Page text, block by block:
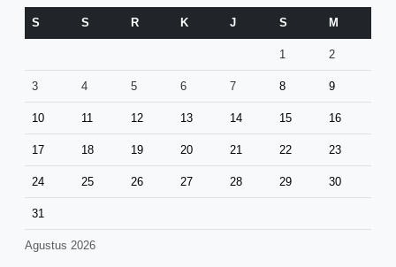
Agustus 2026
S S R K J S M
1 2
3 4 5 6 7 8 9
10 11 12 13 14 15 16
17 18 19 20 21 22 23
24 25 26 27 28 29 30
31